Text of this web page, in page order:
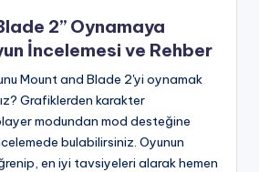
2” Oynamaya
İncelemesi ve Rehber
Mount and Blade 2'yi oynamak
Grafiklerden karakter
modundan mod desteğine
bulabilirsiniz. Oyunun
en iyi tavsiyeleri alarak hemen